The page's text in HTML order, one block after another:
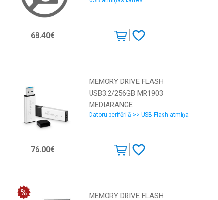
68.40€
MEMORY DRIVE FLASH
USB3.2/256GB MR1903
MEDIARANGE
Datoru perifērijā >> USB Flash atmiņa
76.00€
MEMORY DRIVE FLASH